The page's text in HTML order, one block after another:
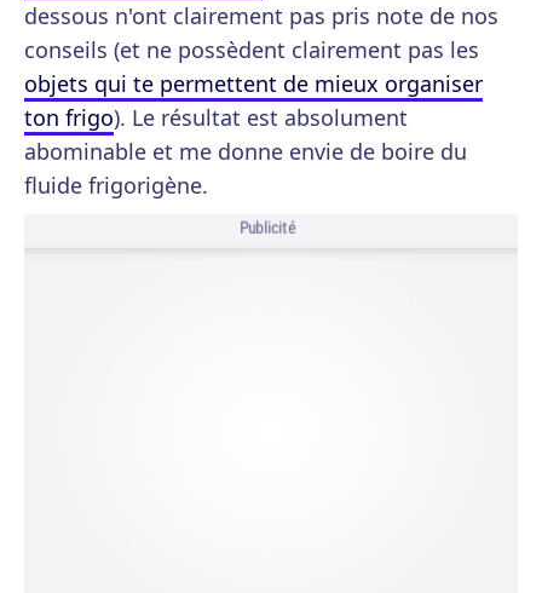
dessous n'ont clairement pas pris note de nos
conseils (et ne possèdent clairement pas les
objets qui te permettent de mieux organiser
ton frigo). Le résultat est absolument
abominable et me donne envie de boire du
fluide frigorigène.
Publicité